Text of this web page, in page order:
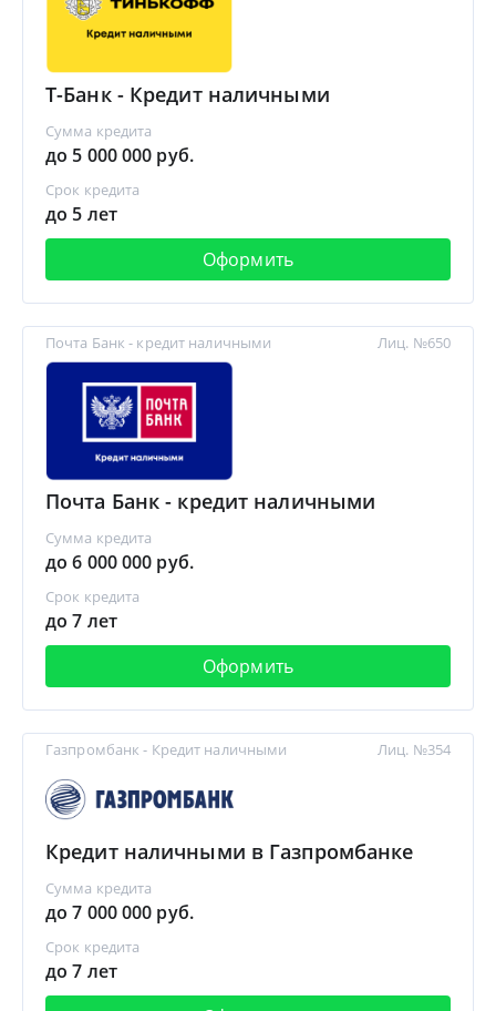
Т-Банк - Кредит наличными
Сумма кредита
до 5 000 000 руб.
Срок кредита
до 5 лет
Оформить
Почта Банк - кредит наличными
Почта Банк - кредит наличными
Сумма кредита
до 6 000 000 руб.
Срок кредита
до 7 лет
Оформить
Лиц. №650
Газпромбанк - Кредит наличными
Кредит наличными в Газпромбанке
Сумма кредита
до 7 000 000 руб.
Срок кредита
до 7 лет
Лиц. №354